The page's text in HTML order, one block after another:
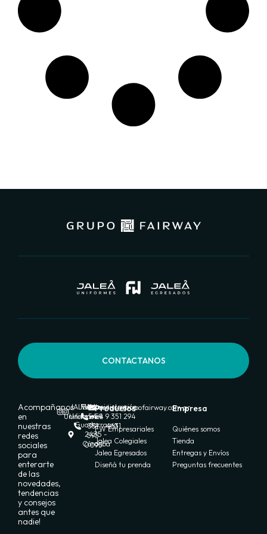
CONTACTANOS
Acompañanos
en
nuestras
redes
sociales
para
enterarte
de las
novedades,
tendencias
y consejos
antes que
nadie!
JALEA
Uniformes
FW
Uniformes
Guadarrama
2435 -
Córdoba
Ventas:
+54 9
351
595
0095
Administración:
+54 9 351 294
4631
ventas@grupofairway.com.ar
Productos
FW Empresariales
Jalea Colegiales
Jalea Egresados
Diseñá tu prenda
Empresa
Quiénes somos
Tienda
Entregas y Envíos
Preguntas frecuentes